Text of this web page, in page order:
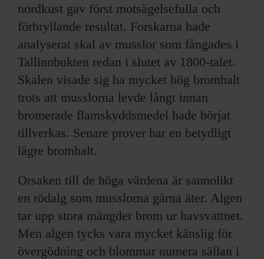
nordkust gav först motsägelsefulla och
förbryllande resultat. Forskarna hade
analyserat skal av musslor som fångades i
Tallinnbukten redan i slutet av 1800-talet.
Skalen visade sig ha mycket hög bromhalt
trots att musslorna levde långt innan
bromerade flamskyddsmedel hade börjat
tillverkas. Senare prover har en betydligt
lägre bromhalt.
Orsaken till de höga värdena är sannolikt
en rödalg som musslorna gärna äter. Algen
tar upp stora mängder brom ur havsvattnet.
Men algen tycks vara mycket känslig för
övergödning och blommar numera sällan i